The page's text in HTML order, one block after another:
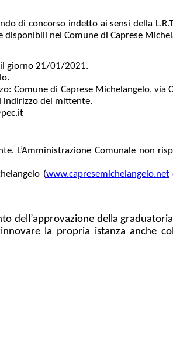
di concorso indetto ai sensi della
disponibili nel Comune di Caprese
il giorno 21/01/2021.
di Caprese Michelangelo, via
indirizzo del mittente.
L’Amministrazione Comunale non
(www.capresemichelangelo.net
dell’approvazione della
la propria istanza anche